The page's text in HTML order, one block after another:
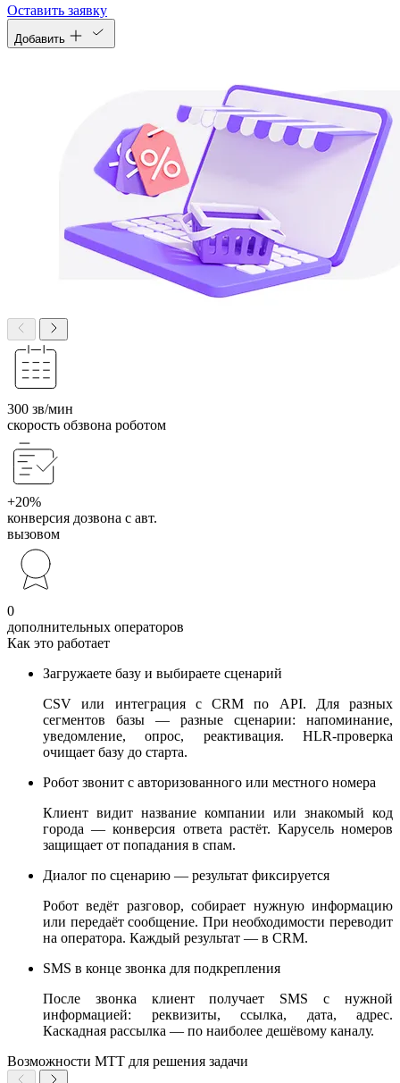
Оставить заявку
Добавить
300 зв/мин
скорость обзвона роботом
+20%
конверсия дозвона с авт.
вызовом
0
дополнительных операторов
Как это работает
Загружаете базу и выбираете сценарий
CSV или интеграция с CRM по API. Для разных
сегментов базы — разные сценарии: напоминание,
уведомление, опрос, реактивация. HLR-проверка
очищает базу до старта.
Робот звонит с авторизованного или местного номера
Клиент видит название компании или знакомый код
города — конверсия ответа растёт. Карусель номеров
защищает от попадания в спам.
Диалог по сценарию — результат фиксируется
Робот ведёт разговор, собирает нужную информацию
или передаёт сообщение. При необходимости переводит
на оператора. Каждый результат — в CRM.
SMS в конце звонка для подкрепления
После звонка клиент получает SMS с нужной
информацией: реквизиты, ссылка, дата, адрес.
Каскадная рассылка — по наиболее дешёвому каналу.
Возможности МТТ для решения задачи